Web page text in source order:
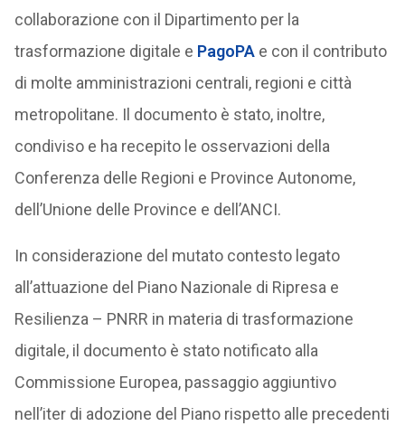
collaborazione con il Dipartimento per la
trasformazione digitale e PagoPA e con il contributo
di molte amministrazioni centrali, regioni e città
metropolitane. Il documento è stato, inoltre,
condiviso e ha recepito le osservazioni della
Conferenza delle Regioni e Province Autonome,
dell’Unione delle Province e dell’ANCI.
In considerazione del mutato contesto legato
all’attuazione del Piano Nazionale di Ripresa e
Resilienza – PNRR in materia di trasformazione
digitale, il documento è stato notificato alla
Commissione Europea, passaggio aggiuntivo
nell’iter di adozione del Piano rispetto alle precedenti